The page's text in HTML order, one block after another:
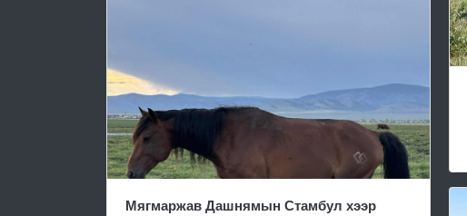
Мягмаржав Дашнямын Стамбул хээр